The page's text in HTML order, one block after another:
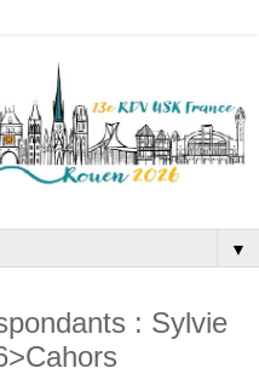
▼
: Sylvie